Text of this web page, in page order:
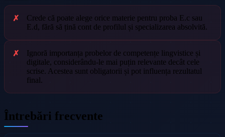
Crede că poate alege orice materie pentru proba E.c sau
E.d, fără să țină cont de profilul și specializarea absolvită.
Ignoră importanța probelor de competențe lingvistice și
digitale, considerându-le mai puțin relevante decât cele
scrise. Acestea sunt obligatorii și pot influența rezultatul
final.
Întrebări frecvente